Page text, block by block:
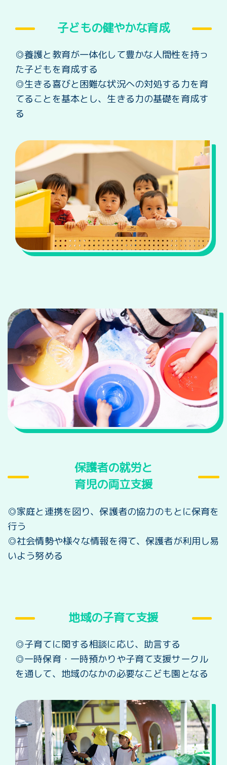
子どもの健やかな育成
◎養護と教育が一体化して豊かな人間性を持っ
た子どもを育成する
◎生きる喜びと困難な状況への対処する力を育
てることを基本とし、生きる力の基礎を育成す
る
保護者の就労と
育児の両立支援
◎家庭と連携を図り、保護者の協力のもとに保育を
行う
◎社会情勢や様々な情報を得て、保護者が利用し易
いよう努める
地域の子育て支援
◎子育てに関する相談に応じ、助言する
◎一時保育・一時預かりや子育て支援サークル
を通して、地域のなかの必要なこども園となる